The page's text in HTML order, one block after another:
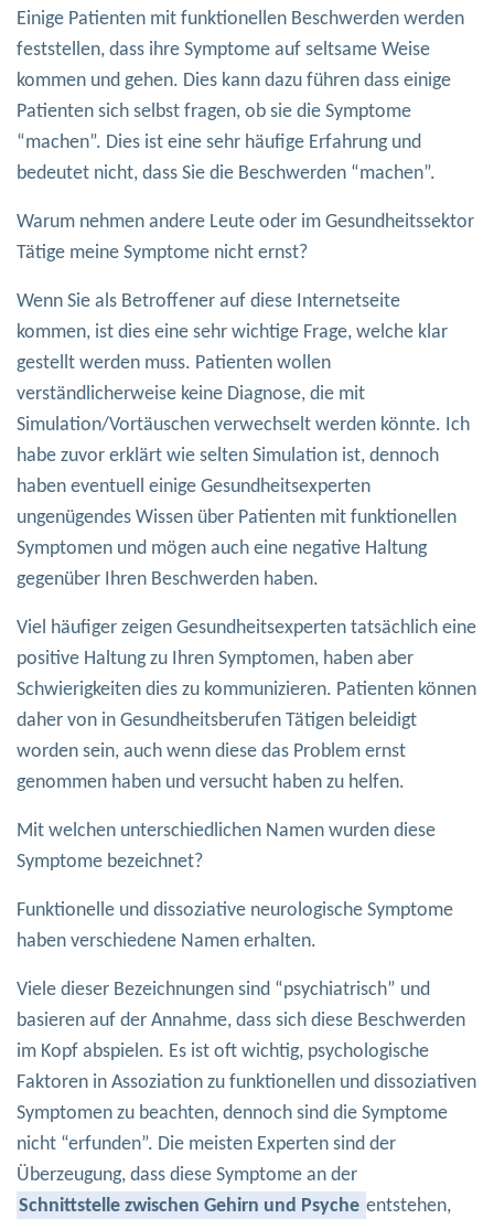
Einige Patienten mit funktionellen Beschwerden werden
feststellen, dass ihre Symptome auf seltsame Weise
kommen und gehen. Dies kann dazu führen dass einige
Patienten sich selbst fragen, ob sie die Symptome
“machen”. Dies ist eine sehr häufige Erfahrung und
bedeutet nicht, dass Sie die Beschwerden “machen”.
Warum nehmen andere Leute oder im Gesundheitssektor
Tätige meine Symptome nicht ernst?
Wenn Sie als Betroffener auf diese Internetseite
kommen, ist dies eine sehr wichtige Frage, welche klar
gestellt werden muss. Patienten wollen
verständlicherweise keine Diagnose, die mit
Simulation/Vortäuschen verwechselt werden könnte. Ich
habe zuvor erklärt wie selten Simulation ist, dennoch
haben eventuell einige Gesundheitsexperten
ungenügendes Wissen über Patienten mit funktionellen
Symptomen und mögen auch eine negative Haltung
gegenüber Ihren Beschwerden haben.
Viel häufiger zeigen Gesundheitsexperten tatsächlich eine
positive Haltung zu Ihren Symptomen, haben aber
Schwierigkeiten dies zu kommunizieren. Patienten können
daher von in Gesundheitsberufen Tätigen beleidigt
worden sein, auch wenn diese das Problem ernst
genommen haben und versucht haben zu helfen.
Mit welchen unterschiedlichen Namen wurden diese
Symptome bezeichnet?
Funktionelle und dissoziative neurologische Symptome
haben verschiedene Namen erhalten.
Viele dieser Bezeichnungen sind “psychiatrisch” und
basieren auf der Annahme, dass sich diese Beschwerden
im Kopf abspielen. Es ist oft wichtig, psychologische
Faktoren in Assoziation zu funktionellen und dissoziativen
Symptomen zu beachten, dennoch sind die Symptome
nicht “erfunden”. Die meisten Experten sind der
Überzeugung, dass diese Symptome an der
Schnittstelle zwischen Gehirn und Psyche entstehen,